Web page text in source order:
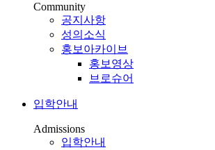
Community
공지사항
성의소식
홍보아카이브
홍보영상
브로슈어
입학안내
Admissions
입학안내